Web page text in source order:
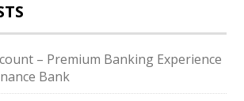
– Premium Banking Experience
Bank